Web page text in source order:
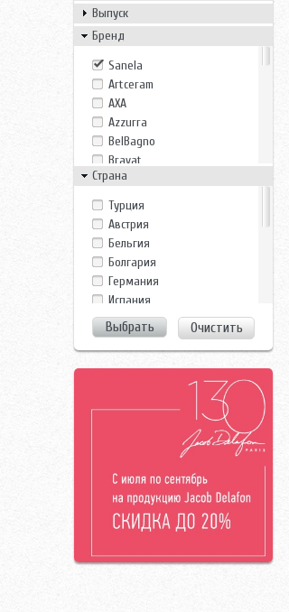
Выпуск
Бренд
Sanela
Artceram
AXA
Azzurra
BelBagno
Bravat
Creavit
Duravit
Gala
Geberit
Gsi
Gustavsberg
Ideal Standard
Ifo
Imex
Jacob Delafon
Kerasan
Opoczno
Roca
Rosa
Sanita Lux
Страна
Tурция
Австрия
Бельгия
Болгария
Германия
Испания
Италия
Польша
Россия
Франция
Швейцария
Швеция
Очистить